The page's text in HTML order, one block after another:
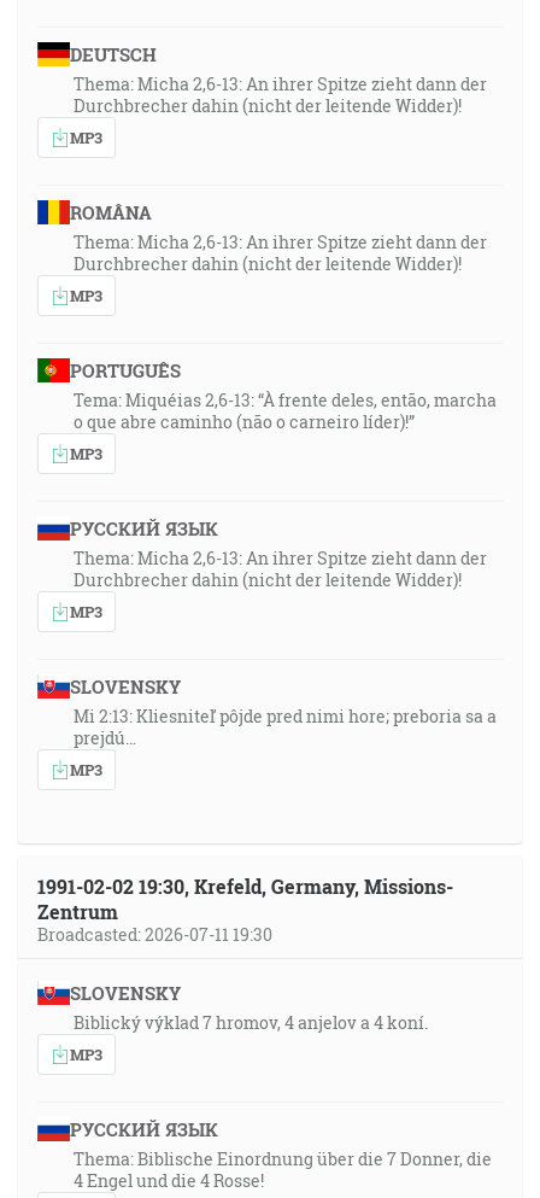
DEUTSCH
Thema: Micha 2,6-13: An ihrer Spitze zieht dann der
Durchbrecher dahin (nicht der leitende Widder)!
MP3
ROMÂNA
Thema: Micha 2,6-13: An ihrer Spitze zieht dann der
Durchbrecher dahin (nicht der leitende Widder)!
MP3
PORTUGUÊS
Tema: Miquéias 2,6-13: “À frente deles, então, marcha
o que abre caminho (não o carneiro líder)!”
MP3
РУССКИЙ ЯЗЫК
Thema: Micha 2,6-13: An ihrer Spitze zieht dann der
Durchbrecher dahin (nicht der leitende Widder)!
MP3
SLOVENSKY
Mi 2:13: Kliesniteľ pôjde pred nimi hore; preboria sa a
prejdú…
MP3
1991-02-02 19:30, Krefeld, Germany, Missions-
Zentrum
Broadcasted: 2026-07-11 19:30
SLOVENSKY
Biblický výklad 7 hromov, 4 anjelov a 4 koní.
MP3
РУССКИЙ ЯЗЫК
Thema: Biblische Einordnung über die 7 Donner, die
4 Engel und die 4 Rosse!